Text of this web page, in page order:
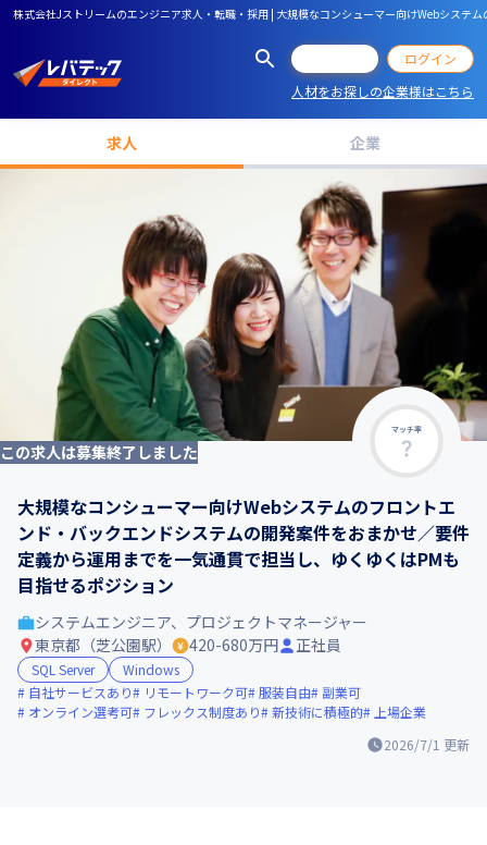
株式会社Jストリームのエンジニア求人・転職・採用 | 大規模なコンシューマー向けWebシステ
ログイン
人材をお探しの企業様はこちら
求人 企業
マッチ率
この求人は募集終了しました
大規模なコンシューマー向けWebシステムのフロントエ
ンド・バックエンドシステムの開発案件をおまかせ／要件
定義から運用までを一気通貫で担当し、ゆくゆくはPMも
目指せるポジション
2026/7/1 更新
システムエンジニア、プロジェクトマネージャー
東京都（芝公園駅）
420-680万円 正社員
SQL Server
Windows
自社サービスあり
リモートワーク可 服装自由
副業可
オンライン選考可
フレックス制度あり 新技術に積極的 上場企業